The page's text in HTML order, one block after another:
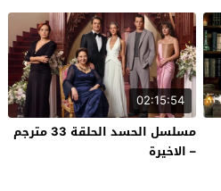
02:15:54
مسلسل الحسد الحلقة 33 مترجم
– الاخيرة